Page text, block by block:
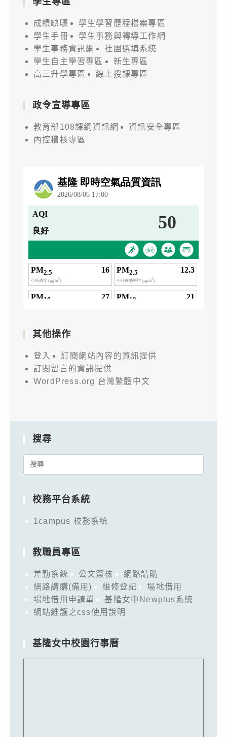
成績缺曠
學生學習歷程檔案專區
學生手冊
學生事務與轉導工作網
學生事務資訊網
社團選填系統
學生自主學習專區
新生專區
高三升學專區
線上授課專區
政令宣導專區
教育部108課綱資訊網
資訊安全專區
內控稽核專區
其他操作
登入
訂閱網站內容的資訊提供
訂閱留言的資訊提供
WordPress.org 台灣繁體中文
搜尋
Search
校務平台系統
1campus 校務系統
教職員專區
差勤系統 公文簽核
網路請購
網路請購(備用)
維修登記
場地借用
場地借用申請單
基隆女中Newplus系統
網站維護之css使用說明
基隆女中校園行事曆